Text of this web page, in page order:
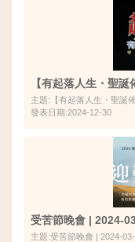
【有起落人生・聖
主題:【有起落人生・聖誕
發表日期:2024-12-30
受苦節晚會 | 2024-
主題:受苦節晚會 | 2024-